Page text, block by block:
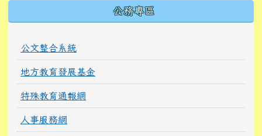
公務專區
公文整合系統
地方教育發展基金
特殊教育通報網
人事服務網